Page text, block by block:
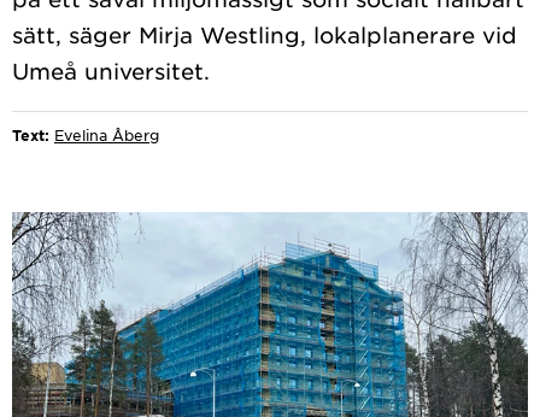
sätt, säger Mirja Westling, lokalplanerare vid
Text: Evelina Åberg